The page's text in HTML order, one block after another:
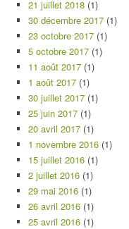
21 juillet 2018 (1)
30 décembre 2017 (1)
23 octobre 2017 (1)
5 octobre 2017 (1)
11 août 2017 (1)
1 août 2017 (1)
30 juillet 2017 (1)
25 juin 2017 (1)
20 avril 2017 (1)
1 novembre 2016 (1)
15 juillet 2016 (1)
2 juillet 2016 (1)
29 mai 2016 (1)
26 avril 2016 (1)
25 avril 2016 (1)